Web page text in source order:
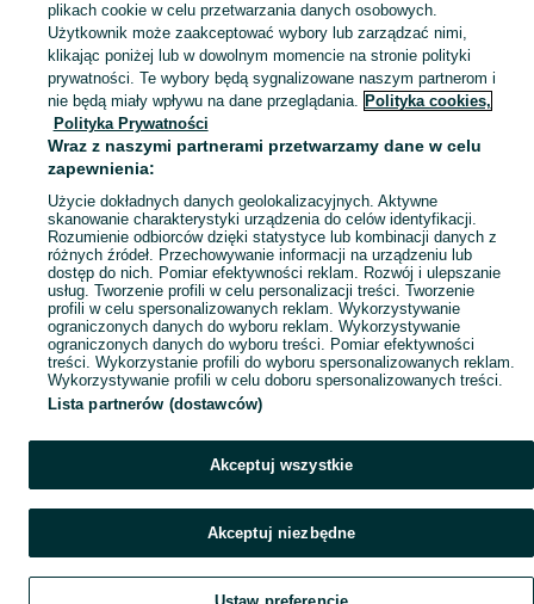
Sprzedaż książek naukowych Lublin ▶️ medycyna, prawo, psychologia, historia i inne ✅ Nowe i używane w super cenach ✌ Kupuj i sprzedawaj na OLX.pl! Zobacz
Mapa kategorii
Mapa miejscowości
Mapa ministron
Popularne wyszukiwania
plikach cookie w celu przetwarzania danych osobowych.
Użytkownik może zaakceptować wybory lub zarządzać nimi,
klikając poniżej lub w dowolnym momencie na stronie polityki
prywatności. Te wybory będą sygnalizowane naszym partnerom i
nie będą miały wpływu na dane przeglądania. Polityka cookies,
Polityka Prywatności
Wraz z naszymi partnerami przetwarzamy dane w celu
zapewnienia:
Użycie dokładnych danych geolokalizacyjnych. Aktywne
skanowanie charakterystyki urządzenia do celów identyfikacji.
Rozumienie odbiorców dzięki statystyce lub kombinacji danych z
różnych źródeł. Przechowywanie informacji na urządzeniu lub
dostęp do nich. Pomiar efektywności reklam. Rozwój i ulepszanie
usług. Tworzenie profili w celu personalizacji treści. Tworzenie
profili w celu spersonalizowanych reklam. Wykorzystywanie
ograniczonych danych do wyboru reklam. Wykorzystywanie
ograniczonych danych do wyboru treści. Pomiar efektywności
treści. Wykorzystanie profili do wyboru spersonalizowanych reklam.
Wykorzystywanie profili w celu doboru spersonalizowanych treści.
Lista partnerów (dostawców)
Akceptuj wszystkie
Akceptuj niezbędne